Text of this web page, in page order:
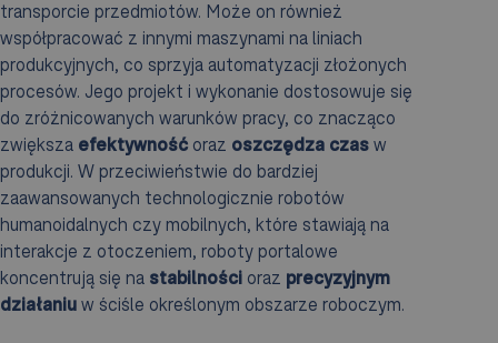
transporcie przedmiotów. Może on również
współpracować z innymi maszynami na liniach
produkcyjnych, co sprzyja automatyzacji złożonych
procesów. Jego projekt i wykonanie dostosowuje się
do zróżnicowanych warunków pracy, co znacząco
zwiększa efektywność oraz oszczędza czas w
produkcji. W przeciwieństwie do bardziej
zaawansowanych technologicznie robotów
humanoidalnych czy mobilnych, które stawiają na
interakcje z otoczeniem, roboty portalowe
koncentrują się na stabilności oraz precyzyjnym
działaniu w ściśle określonym obszarze roboczym.